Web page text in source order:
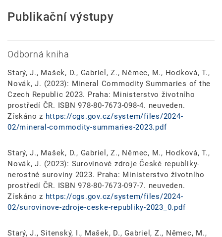
Publikační výstupy
Odborná kniha
Starý, J., Mašek, D., Gabriel, Z., Němec, M., Hodková, T.,
Novák, J. (2023): Mineral Commodity Summaries of the
Czech Republic 2023. Praha: Ministerstvo životního
prostředí ČR. ISBN 978-80-7673-098-4. neuveden.
Získáno z https://cgs.gov.cz/system/files/2024-
02/mineral-commodity-summaries-2023.pdf
Starý, J., Mašek, D., Gabriel, Z., Němec, M., Hodková, T.,
Novák, J. (2023): Surovinové zdroje České republiky-
nerostné suroviny 2023. Praha: Ministerstvo životního
prostředí ČR. ISBN 978-80-7673-097-7. neuveden.
Získáno z https://cgs.gov.cz/system/files/2024-
02/surovinove-zdroje-ceske-republiky-2023_0.pdf
Starý, J., Sitenský, I., Mašek, D., Gabriel, Z., Němec, M.,